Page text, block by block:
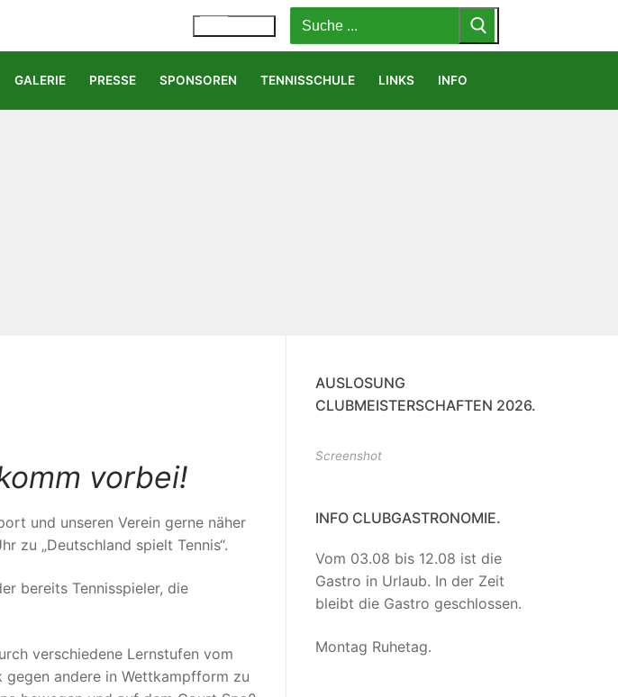
Suchen
nach:
GALERIE PRESSE SPONSOREN TENNISSCHULE LINKS INFO
vorbei!
und unseren Verein gerne näher
zu „Deutschland spielt Tennis“.
bereits Tennisspieler, die
verschiedene Lernstufen vom
andere in Wettkampfform zu
AUSLOSUNG
CLUBMEISTERSCHAFTEN 2026.
Screenshot
INFO CLUBGASTRONOMIE.
Vom 03.08 bis 12.08 ist die
Gastro in Urlaub. In der Zeit
bleibt die Gastro geschlossen.
Montag Ruhetag.